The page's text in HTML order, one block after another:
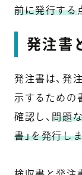
前に発行する
発注書
発注書は、発
示するための
確認し、問題
書」を発行し